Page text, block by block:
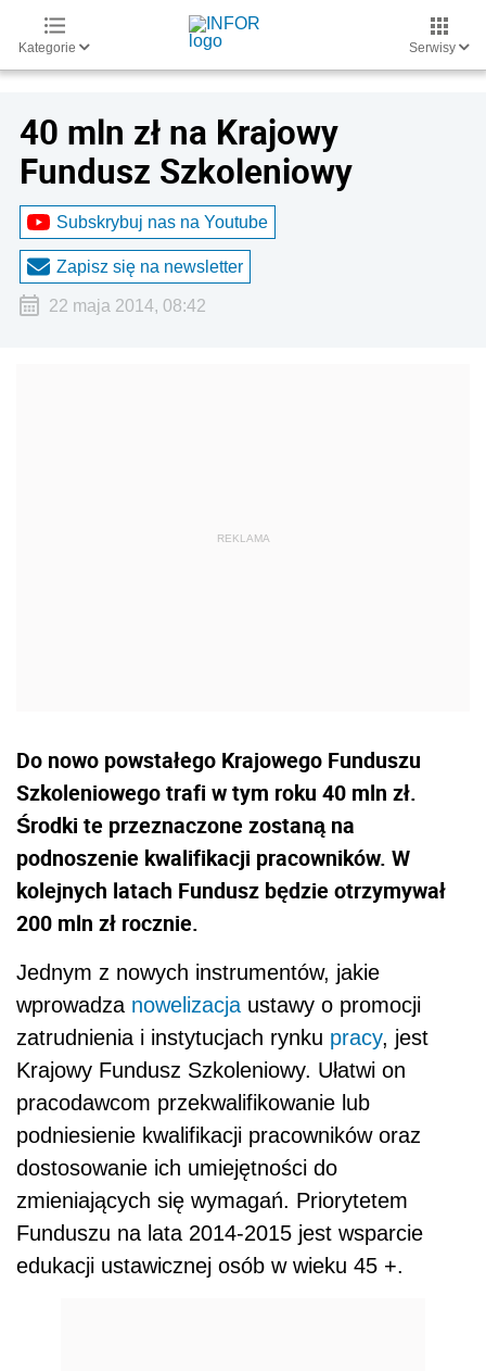
Kategorie Serwisy
40 mln zł na Krajowy
Fundusz Szkoleniowy
Subskrybuj nas na Youtube
Zapisz się na newsletter
22 maja 2014, 08:42
Do nowo powstałego Krajowego Funduszu
Szkoleniowego trafi w tym roku 40 mln zł.
Środki te przeznaczone zostaną na
podnoszenie kwalifikacji pracowników. W
kolejnych latach Fundusz będzie otrzymywał
200 mln zł rocznie.
Jednym z nowych instrumentów, jakie
wprowadza nowelizacja ustawy o promocji
zatrudnienia i instytucjach rynku pracy, jest
Krajowy Fundusz Szkoleniowy. Ułatwi on
pracodawcom przekwalifikowanie lub
podniesienie kwalifikacji pracowników oraz
dostosowanie ich umiejętności do
zmieniających się wymagań. Priorytetem
Funduszu na lata 2014-2015 jest wsparcie
edukacji ustawicznej osób w wieku 45 +.